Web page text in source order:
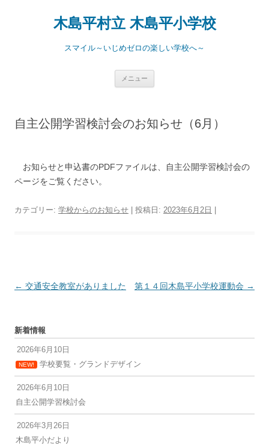
木島平村立 木島平小学校
スマイル～いじめゼロの楽しい学校へ～
メニュー
自主公開学習検討会のお知らせ（6月）
お知らせと申込書のPDFファイルは、自主公開学習検討会の
ページをご覧ください。
カテゴリー: 学校からのお知らせ | 投稿日: 2023年6月2日
投
ビ
ゲ
ー
シ
ョ
ン
← 交通安全教室がありました 第１４回木島平小学校運動会 →
新着情報
2026年6月10日
NEW! 学校要覧・グランドデザイン
2026年6月10日
自主公開学習検討会
2026年3月26日
木島平小だより